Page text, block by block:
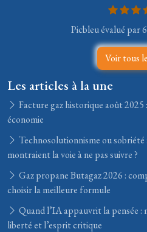
Picbleu évalué par
Voir tous
Les articles à la une
Facture gaz historique août
économie
Technosolutionnisme ou sobriété
montraient la voie à ne pas suivre ?
Gaz propane Butagaz 2026 :
choisir la meilleure formule
Quand l’IA appauvrit la pensée :
liberté et l’esprit critique